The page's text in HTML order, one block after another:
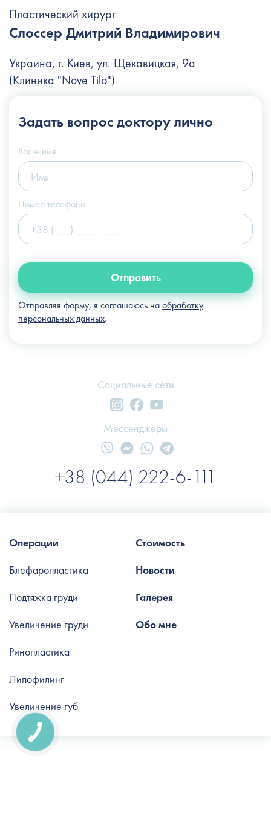
Пластический хирург
Слоссер Дмитрий Владимирович
Украина, г. Киев, ул. Щекавицкая, 9а
(Клиника "Nove Tilo")
+38 (066) 122-6-111
info@slosser.com.ua
Задать вопросдоктору лично
Ваше имя
Номер телефона
Отправить
Отправляя форму, я соглашаюсь наобработку
персональных данных.
Социальные сети
+38 (044) 222-6-111
Мессенджеры
Стоимость
Новости
Галерея
Обо мне
Операции
Блефаропластика
Подтяжка груди
Увеличение груди
Ринопластика
Липофилинг
Увеличение губ